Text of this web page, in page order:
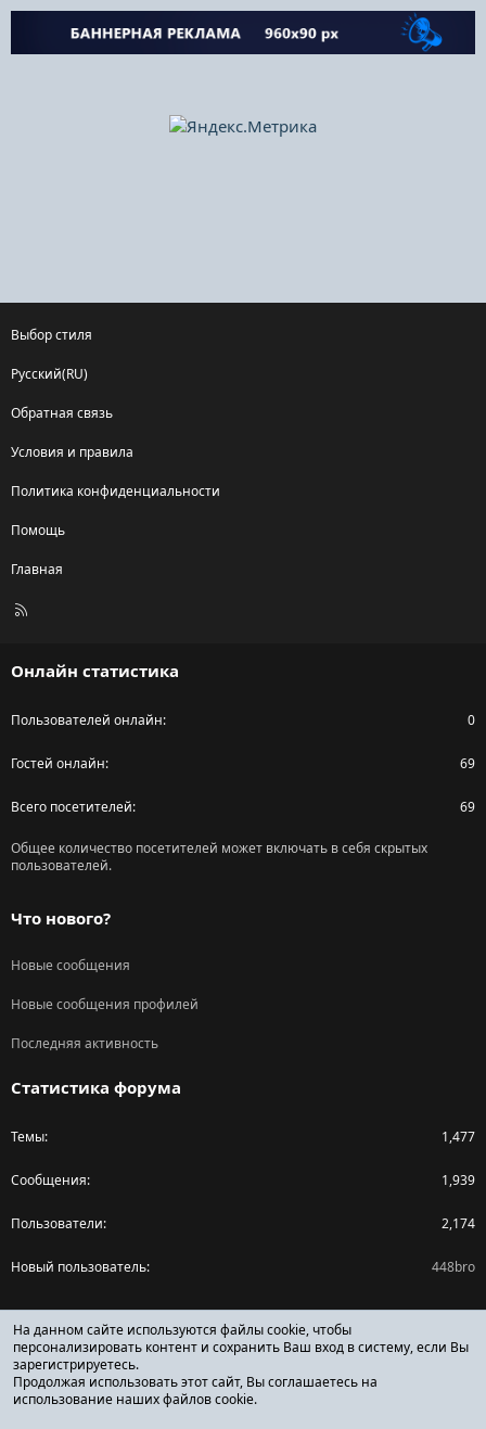
Выбор стиля
Русский(RU)
Обратная связь
Условия и правила
Политика конфиденциальности
Помощь
Главная
R
Онлайн статистика
Пользователей онлайн 0
Гостей онлайн 69
Всего посетителей 69
Общее количество посетителей может включать в себя скрытых
пользователей.
Что нового?
Новые сообщения
Новые сообщения профилей
Последняя активность
Статистика форума
Темы 1,477
Сообщения 1,939
Пользователи 2,174
Новый пользователь 448bro
Поделиться страницей
Facebook
X (Twitter)
Reddit
На данном сайте используются файлы cookie, чтобы
персонализировать контент и сохранить Ваш вход в систему, если Вы
зарегистрируетесь.
Продолжая использовать этот сайт, Вы соглашаетесь на
использование наших файлов cookie.